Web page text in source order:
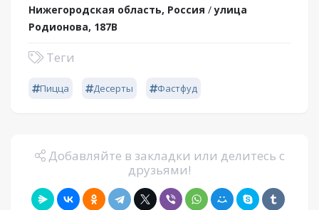
Нижегородская область, Россия /улица
Родионова, 187В
Теги
Пицца Десерты Фастфуд
Добавляйте в закладки или делитесь с
друзьями!